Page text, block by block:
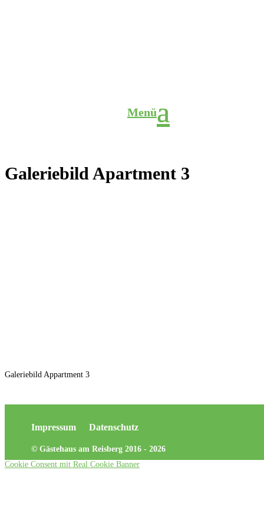
Menü
Galeriebild Apartment 3
Galeriebild Appartment 3
Impressum Datenschutz
© Gästehaus am Reisberg 2016 - 2026
Cookie Consent mit Real Cookie Banner